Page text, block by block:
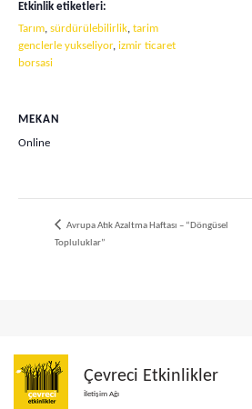
Etkinlik etiketleri:
Tarım, sürdürülebilirlik, tarim
genclerle yukseliyor, izmir ticaret
borsasi
MEKAN
Online
Avrupa Atık Azaltma Haftası – “Döngüsel
Topluluklar”
Çevreci Etkinlikler
İletişim Ağı